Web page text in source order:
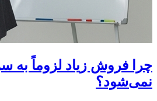
چرا فروش زیاد لزوماً به
نمی‌شود؟